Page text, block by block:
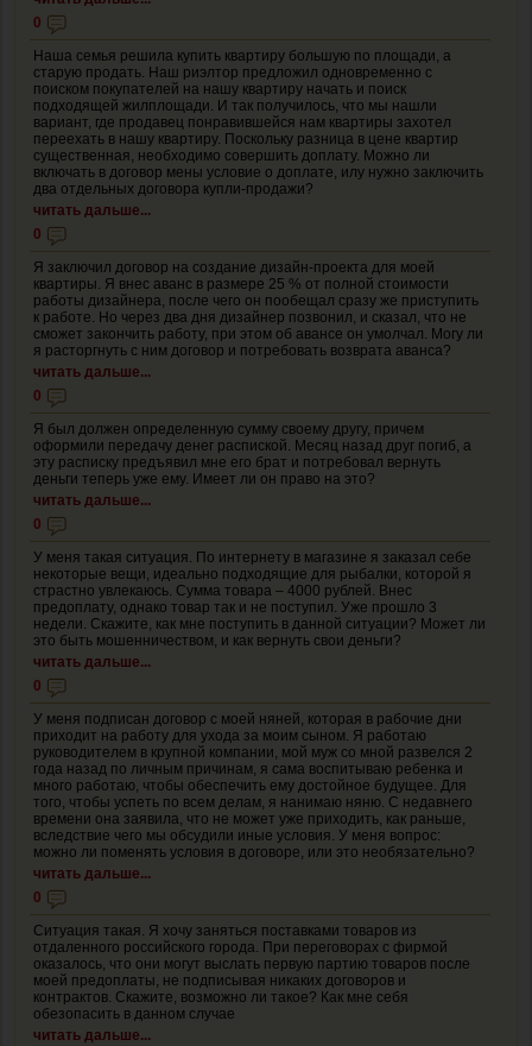
0
Наша семья решила купить квартиру большую по площади, а
старую продать. Наш риэлтор предложил одновременно с
поиском покупателей на нашу квартиру начать и поиск
подходящей жилплощади. И так получилось, что мы нашли
вариант, где продавец понравившейся нам квартиры захотел
переехать в нашу квартиру. Поскольку разница в цене квартир
существенная, необходимо совершить доплату. Можно ли
включать в договор мены условие о доплате, илу нужно заключить
два отдельных договора купли-продажи?
читать дальше...
0
Я заключил договор на создание дизайн-проекта для моей
квартиры. Я внес аванс в размере 25 % от полной стоимости
работы дизайнера, после чего он пообещал сразу же приступить
к работе. Но через два дня дизайнер позвонил, и сказал, что не
сможет закончить работу, при этом об авансе он умолчал. Могу ли
я расторгнуть с ним договор и потребовать возврата аванса?
читать дальше...
0
Я был должен определенную сумму своему другу, причем
оформили передачу денег распиской. Месяц назад друг погиб, а
эту расписку предъявил мне его брат и потребовал вернуть
деньги теперь уже ему. Имеет ли он право на это?
читать дальше...
0
У меня такая ситуация. По интернету в магазине я заказал себе
некоторые вещи, идеально подходящие для рыбалки, которой я
страстно увлекаюсь. Сумма товара – 4000 рублей. Внес
предоплату, однако товар так и не поступил. Уже прошло 3
недели. Скажите, как мне поступить в данной ситуации? Может ли
это быть мошенничеством, и как вернуть свои деньги?
читать дальше...
0
У меня подписан договор с моей няней, которая в рабочие дни
приходит на работу для ухода за моим сыном. Я работаю
руководителем в крупной компании, мой муж со мной развелся 2
года назад по личным причинам, я сама воспитываю ребенка и
много работаю, чтобы обеспечить ему достойное будущее. Для
того, чтобы успеть по всем делам, я нанимаю няню. С недавнего
времени она заявила, что не может уже приходить, как раньше,
вследствие чего мы обсудили иные условия. У меня вопрос:
можно ли поменять условия в договоре, или это необязательно?
читать дальше...
0
Ситуация такая. Я хочу заняться поставками товаров из
отдаленного российского города. При переговорах с фирмой
оказалось, что они могут выслать первую партию товаров после
моей предоплаты, не подписывая никаких договоров и
контрактов. Скажите, возможно ли такое? Как мне себя
обезопасить в данном случае
читать дальше...